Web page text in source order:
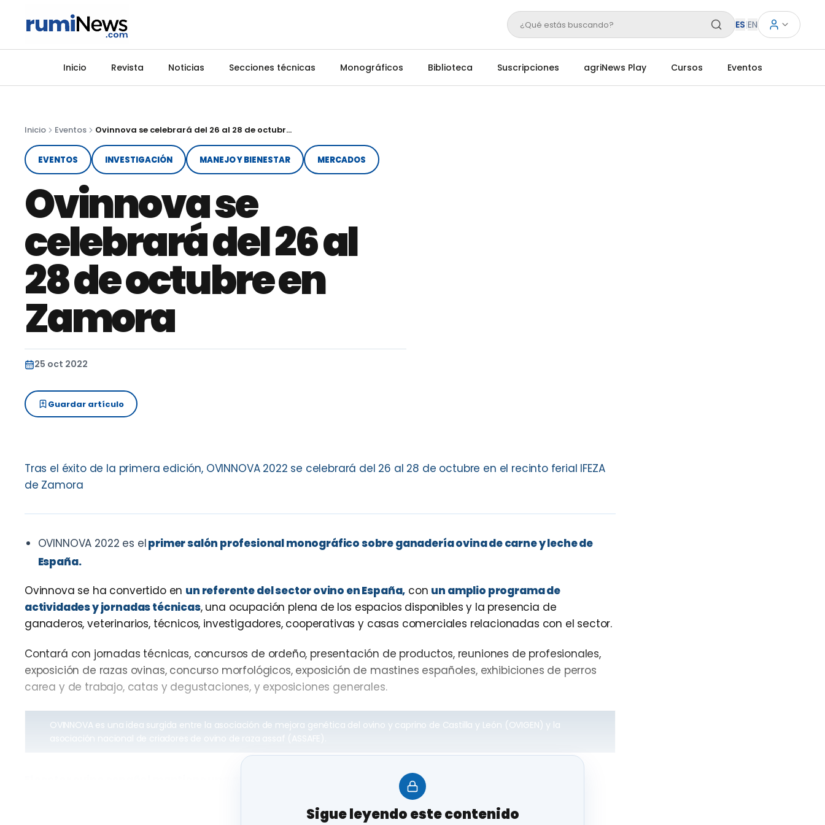
¿Qué estás buscando? ES|EN
Inicio Revista Noticias Secciones técnicas Monográficos Biblioteca Suscripciones agriNews Play Cursos Eventos
Inicio Eventos Ovinnova se celebrará del 26 al 28 de octubre en Zamora
EVENTOS INVESTIGACIÓN MANEJO Y BIENESTAR MERCADOS
Ovinnova se
celebrará del 26 al
28 de octubre en
Zamora
25 oct 2022
Guardar artículo
Tras el éxito de la primera edición, OVINNOVA 2022 se celebrará del 26 al 28 de octubre en el recinto ferial IFEZA
de Zamora
OVINNOVA 2022 es elprimer salón profesional monográfico sobre ganadería ovina de carne y leche de
España.
Ovinnova se ha convertido en un referente del sector ovino en España, con un amplio programa de
actividades y jornadas técnicas, una ocupación plena de los espacios disponibles y la presencia de
ganaderos, veterinarios, técnicos, investigadores, cooperativas y casas comerciales relacionadas con el sector.
Contará con jornadas técnicas, concursos de ordeño, presentación de productos, reuniones de profesionales,
exposición de razas ovinas, concurso morfológicos, exposición de mastines españoles, exhibiciones de perros
carea y de trabajo, catas y degustaciones, y exposiciones generales.
OVINNOVA es una idea surgida entre la asociación de mejora genética del ovino y caprino de Castilla y León (OVIGEN) y la
asociación nacional de criadores de ovino de raza assaf (ASSAFE).
El sector ovino español mantiene una apuesta decidida por la profesionalización y concentración de la
mediante el asociacionismo, la comercialización en común, la modernización e innovación, la
mejora genética, las producciones de calidad y la apertura de nuevos mercados.
Sigue leyendo este contenido